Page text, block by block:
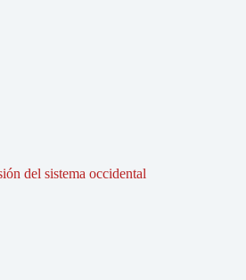
del sistema occidental